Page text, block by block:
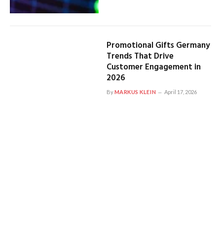
Promotional Gifts Germany
Trends That Drive
Customer Engagement in
2026
ByMARKUS KLEIN April 17, 2026